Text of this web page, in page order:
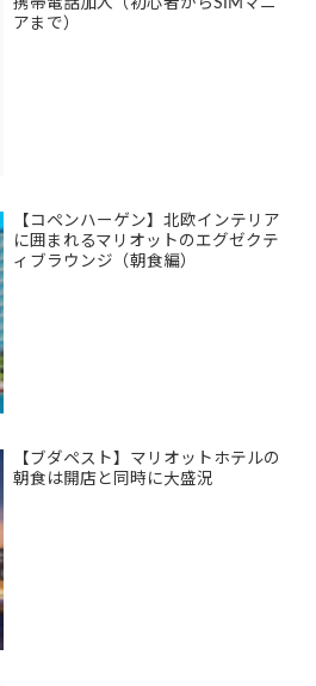
携帯電話加入（初心者からSIMマニ
アまで）
【コペンハーゲン】北欧インテリア
に囲まれるマリオットのエグゼクテ
ィブラウンジ（朝食編）
【ブダペスト】マリオットホテルの
朝食は開店と同時に大盛況